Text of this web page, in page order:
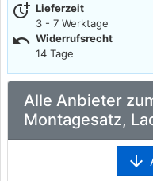
more_time Lieferzeit
3 - 7 Werktage
undo Widerrufsrecht
14 Tage
Alle Anbieter
Montagesatz,
arrow_downward